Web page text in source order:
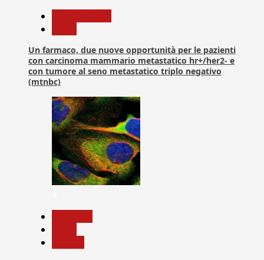
Un farmaco, due nuove opportunità per le pazienti
con carcinoma mammario metastatico hr+/her2- e
con tumore al seno metastatico triplo negativo
(mtnbc)